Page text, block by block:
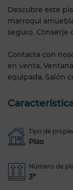
Descubre este
marroquí
seguro.
Contacta con
en venta.
equipada. Salón
Tipo de
Piso
Número de
3º